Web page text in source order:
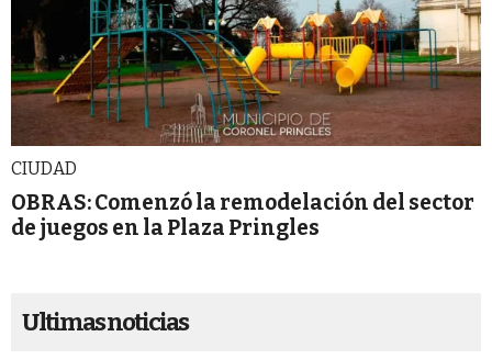
CIUDAD
OBRAS: Comenzó la remodelación del sector
de juegos en la Plaza Pringles
Ultimas noticias